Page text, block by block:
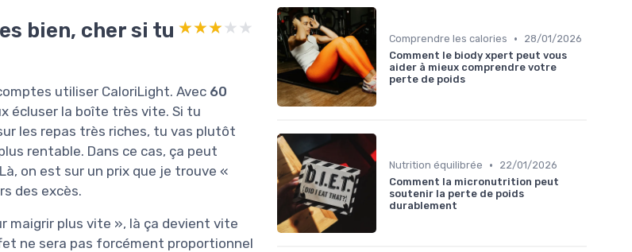
bien, cher si tu ★★★★★
★★★★★
utiliser CaloriLight. Avec 60
écluser la boîte très vite. Si tu
les repas très riches, tu vas plutôt
rentable. Dans ce cas, ça peut
on est sur un prix que je trouve «
des excès.
maigrir plus vite », là ça devient vite
ne sera pas forcément proportionnel
Comprendre les calories •
28/01/2026
Comment le biody xpert peut vous
aider à mieux comprendre votre
perte de poids
Nutrition équilibrée •
22/01/2026
Comment la micronutrition peut
soutenir la perte de poids
durablement